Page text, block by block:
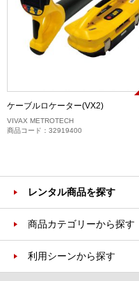
ケーブルロケーター(VX2)
VIVAX METROTECH
商品コード：32919400
レンタル商品を探す
商品カテゴリーから探す
利用シーンから探す